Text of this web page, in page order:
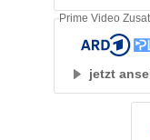
jetzt
Prime Video